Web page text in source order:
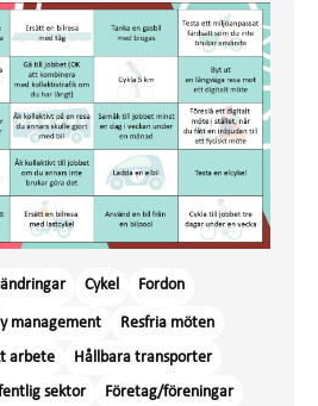
Cykel Fordon
management
Resfria möten
arbete
Hållbara transporter
sektor Företag/föreningar